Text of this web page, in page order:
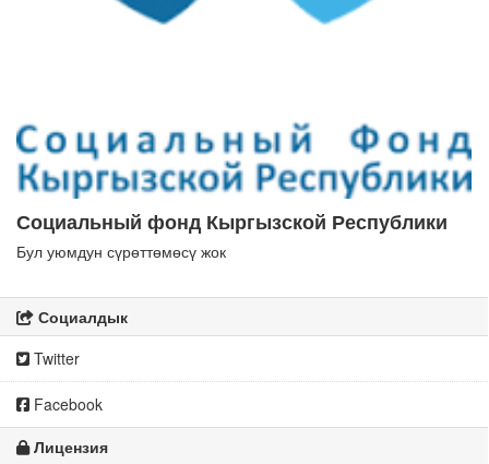
Социальный фонд Кыргызской Республики
Бул уюмдун сүрөттөмөсү жок
Социалдык
Twitter
Facebook
Лицензия